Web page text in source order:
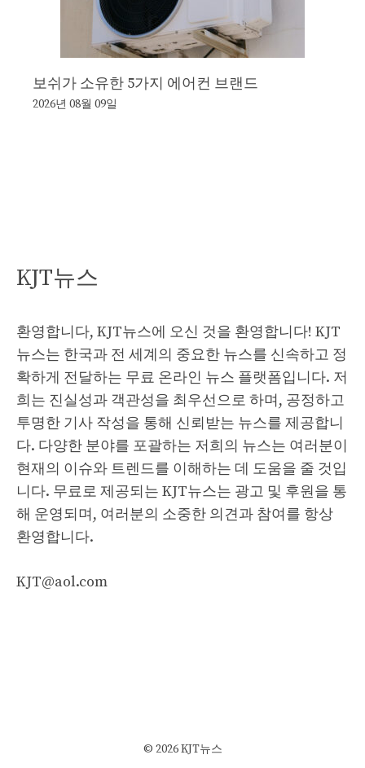
보쉬가 소유한 5가지 에어컨 브랜드
2026년 08월 09일
KJT뉴스
환영합니다, KJT뉴스에 오신 것을 환영합니다! KJT
뉴스는 한국과 전 세계의 중요한 뉴스를 신속하고 정
확하게 전달하는 무료 온라인 뉴스 플랫폼입니다. 저
희는 진실성과 객관성을 최우선으로 하며, 공정하고
투명한 기사 작성을 통해 신뢰받는 뉴스를 제공합니
다. 다양한 분야를 포괄하는 저희의 뉴스는 여러분이
현재의 이슈와 트렌드를 이해하는 데 도움을 줄 것입
니다. 무료로 제공되는 KJT뉴스는 광고 및 후원을 통
해 운영되며, 여러분의 소중한 의견과 참여를 항상
환영합니다.
KJT@aol.com
© 2026 KJT뉴스